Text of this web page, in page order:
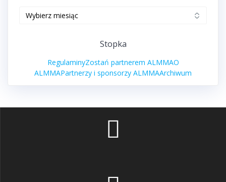
Stopka
RegulaminyZostań partnerem ALMMAO
ALMMAPartnerzy i sponsorzy ALMMAArchiwum